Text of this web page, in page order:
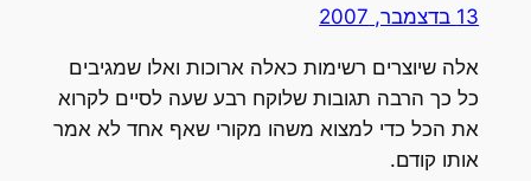
13 בדצמבר, 2007
אלה שיוצרים רשימות כאלה ארוכות ואלו שמגיבים
כל כך הרבה תגובות שלוקח רבע שעה לסיים לקרוא
את הכל כדי למצוא משהו מקורי שאף אחד לא אמר
אותו קודם.